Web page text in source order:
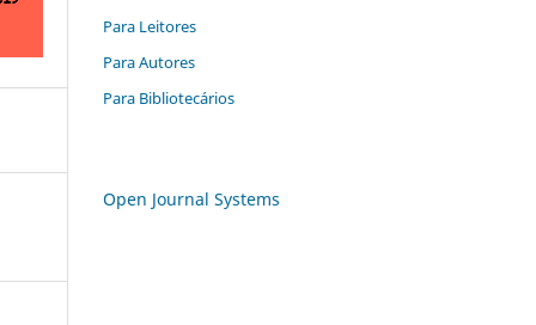
Para Leitores
Para Autores
Para Bibliotecários
Open Journal Systems